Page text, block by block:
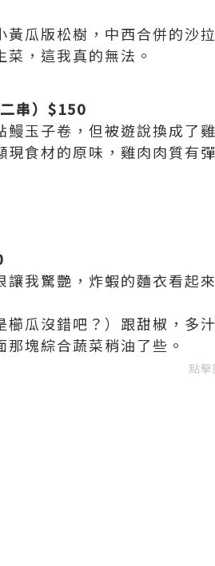
黃瓜版松樹，中西合併的沙
，這我真的無法。
串）$150
鰻玉子卷，但被遊說換成了
現食材的原味，雞肉肉質有
讓我驚艷，炸蝦的麵衣看起
櫛瓜沒錯吧？）跟甜椒，多
那塊綜合蔬菜稍油了些。
點